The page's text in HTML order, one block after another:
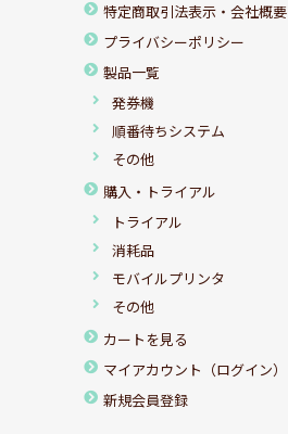
特定商取引法表示・会社概要
プライバシーポリシー
製品一覧
発券機
順番待ちシステム
その他
購入・トライアル
トライアル
消耗品
モバイルプリンタ
その他
カートを見る
マイアカウント（ログイン）
新規会員登録